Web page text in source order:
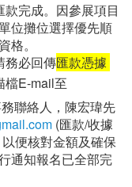
款完成。因參展項目
位攤位選擇優先順
格。
務必回傳匯款憑據
檔E-mail至
聯絡人，陳宏瑋先
(匯款/收據
便核對金額及確保
通知報名已全部完